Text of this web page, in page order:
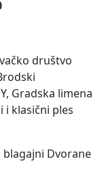
društvo
Gradska limena
i klasični ples
Dvorane